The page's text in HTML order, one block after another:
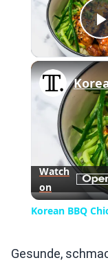
Watch
on
Korean BBQ
Gesunde,